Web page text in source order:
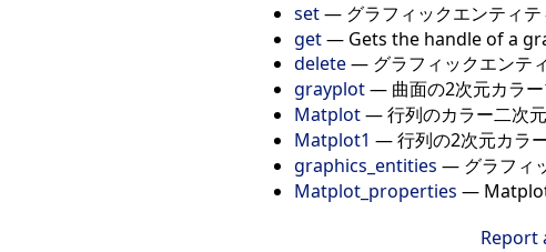
set— グラフィックエンティテ
get— Gets the handle of a
delete— グラフィックエンテ
grayplot— 曲面の2次元カラー
Matplot— 行列のカラー二次
Matplot1 — 行列の2次元カラ
graphics_entities — グラフィ
Matplot_properties — Matplot
Report